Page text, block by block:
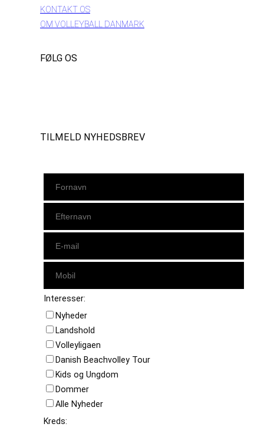
KONTAKT OS
OM VOLLEYBALL DANMARK
FØLG OS
TILMELD NYHEDSBREV
Interesser:
Nyheder
Landshold
Volleyligaen
Danish Beachvolley Tour
Kids og Ungdom
Dommer
Alle Nyheder
Kreds: